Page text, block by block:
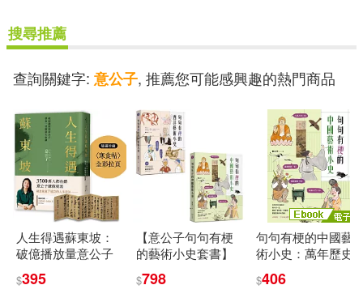
搜尋推薦
查詢關鍵字: 意公子, 推薦您可能感興趣的熱門商品
人生得遇蘇東坡：
破億播放量意公子
課(隨書珍藏〈寒食
$395
【意公子句句有梗
的藝術小史套書】
的西洋藝術小史
$798
句句有梗的中國藝
術小史：萬年歷史&
有記憶點，去故宮
$406